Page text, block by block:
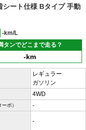
シート仕様 Bタイプ 手動
-km/L
タンでどこまで走る？
-km
レギュラー
ガソリン
4WD
ボ） -
-